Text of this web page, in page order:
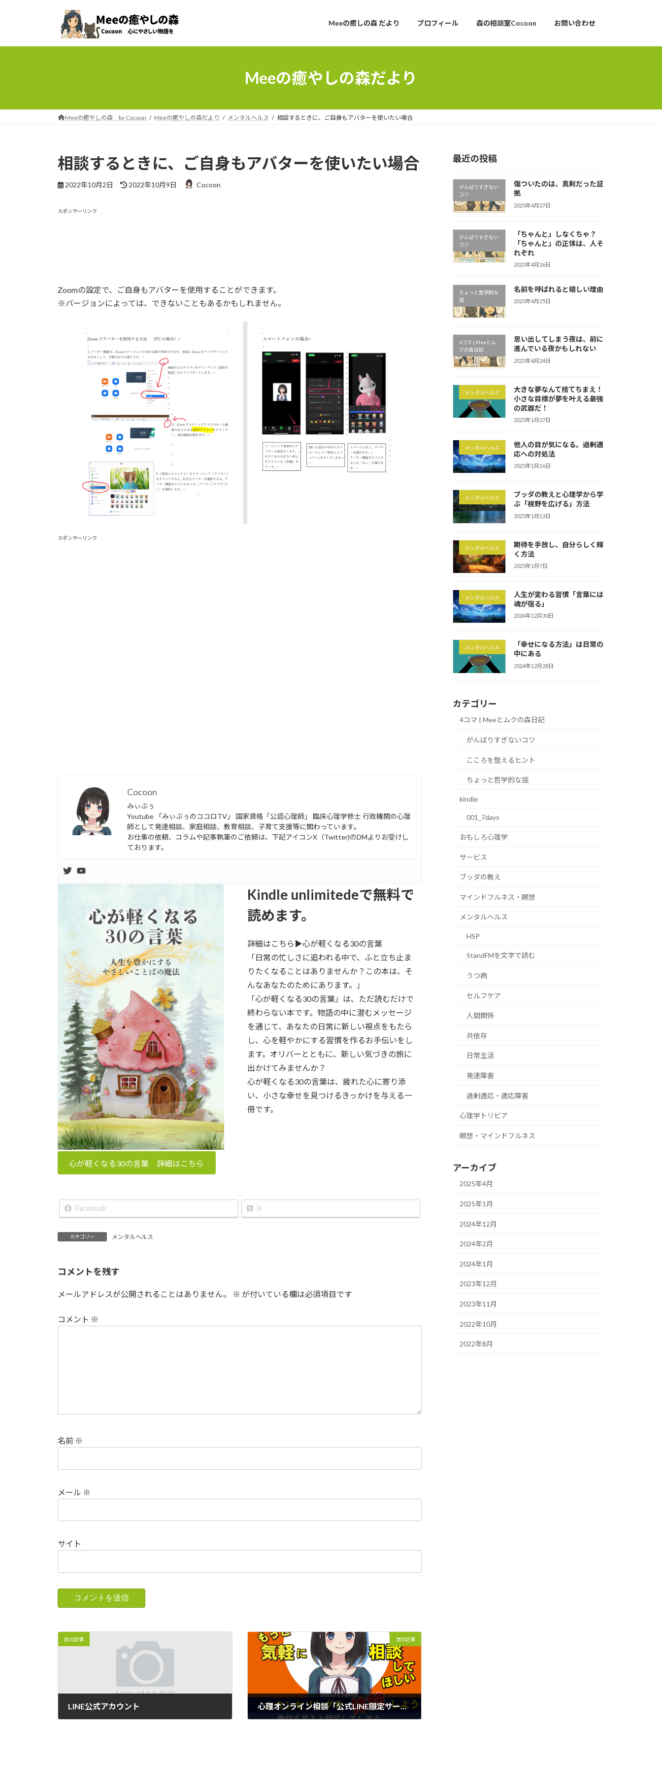
プ
動
Meeの癒しの森 だより プロフィール 森の相談室Cocoon お問い合わせ
Meeの癒やしの森だより
Meeの癒やしの森 by Cocoon Meeの癒やしの森だより メンタルヘルス 相談するときに、ご自身もアバターを使いたい場合
相談するときに、ご自身もアバターを使いたい場合
2022年10月2日
最
2022年10月9日 Cocoon
スポンサーリンク
Zoomの設定で、ご自身もアバターを使用することができます。
※バージョンによっては、できないこともあるかもしれません。
スポンサーリンク
Cocoon
みぃぶぅ
Youtube 「みぃぶぅのココロTV」 国家資格「公認心理師」 臨床心理学修士 行政機関の心理
師として発達相談、家庭相談、教育相談、子育て支援等に関わっています。
お仕事の依頼、コラムや記事執筆のご依頼は、下記アイコンX（Twitter)のDMよりお受けし
ております。
Kindle unlimitedeで無料で
読めます。
詳細はこちら▶心が軽くなる30の言葉
「日常の忙しさに追われる中で、ふと立ち止ま
りたくなることはありませんか？この本は、そ
んなあなたのためにあります。」
「心が軽くなる30の言葉」は、ただ読むだけで
終わらない本です。物語の中に潜むメッセージ
を通じて、あなたの日常に新しい視点をもたら
し、心を軽やかにする習慣を作るお手伝いをし
ます。オリバーとともに、新しい気づきの旅に
出かけてみませんか？
心が軽くなる30の言葉は、疲れた心に寄り添
い、小さな幸せを見つけるきっかけを与える一
冊です。
心が軽くなる30の言葉 詳細はこちら
Facebook X
カテゴリー メンタルヘルス
コメントを残す
メールアドレスが公開されることはありません。 ※ が付いている欄は必須項目です
コメント ※
名前 ※
メール ※
サイト
前の記事
LINE公式アカウント
次の記事
心理オンライン相談「公式LINE限定サービス」はじめました
最近の投稿
がんばりすぎない
コツ
傷ついたのは、真剣だった証
拠
2025年4月27日
がんばりすぎない
コツ
「ちゃんと」しなくちゃ？
「ちゃんと」の正体は、人そ
れぞれ
2025年4月26日
ちょっと哲学的な
話
名前を呼ばれると嬉しい理由
2025年4月25日
4コマ | Meeとム
クの森日記
思い出してしまう夜は、前に
進んでいる夜かもしれない
2025年4月24日
メンタルヘルス
大きな夢なんて捨てちまえ！
小さな目標が夢を叶える最強
の武器だ！
2025年1月27日
メンタルヘルス
他人の目が気になる。過剰適
応への対処法
2025年1月16日
メンタルヘルス
ブッダの教えと心理学から学
ぶ「視野を広げる」方法
2025年1月13日
メンタルヘルス
期待を手放し、自分らしく輝
く方法
2025年1月7日
メンタルヘルス
人生が変わる習慣「言葉には
魂が宿る」
2024年12月30日
メンタルヘルス
「幸せになる方法」は日常の
中にある
2024年12月28日
カテゴリー
4コマ | Meeとムクの森日記
がんばりすぎないコツ
こころを整えるヒント
ちょっと哲学的な話
kindle
001_7days
おもしろ心理学
サービス
ブッダの教え
マインドフルネス・瞑想
メンタルヘルス
HSP
StandFMを文字で読む
うつ病
セルフケア
人間関係
共依存
日常生活
発達障害
過剰適応・適応障害
心理学トリビア
瞑想・マインドフルネス
アーカイブ
2025年4月
2025年1月
2024年12月
2024年2月
2024年1月
2023年12月
2023年11月
2022年10月
2022年8月